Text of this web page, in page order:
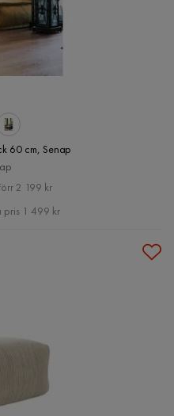
60 cm, Senap
2 199 kr
pris 1 499 kr